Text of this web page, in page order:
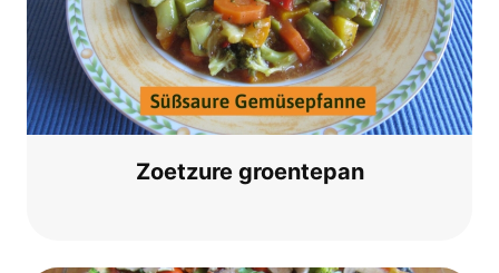
Zoet­zu­re groentepan